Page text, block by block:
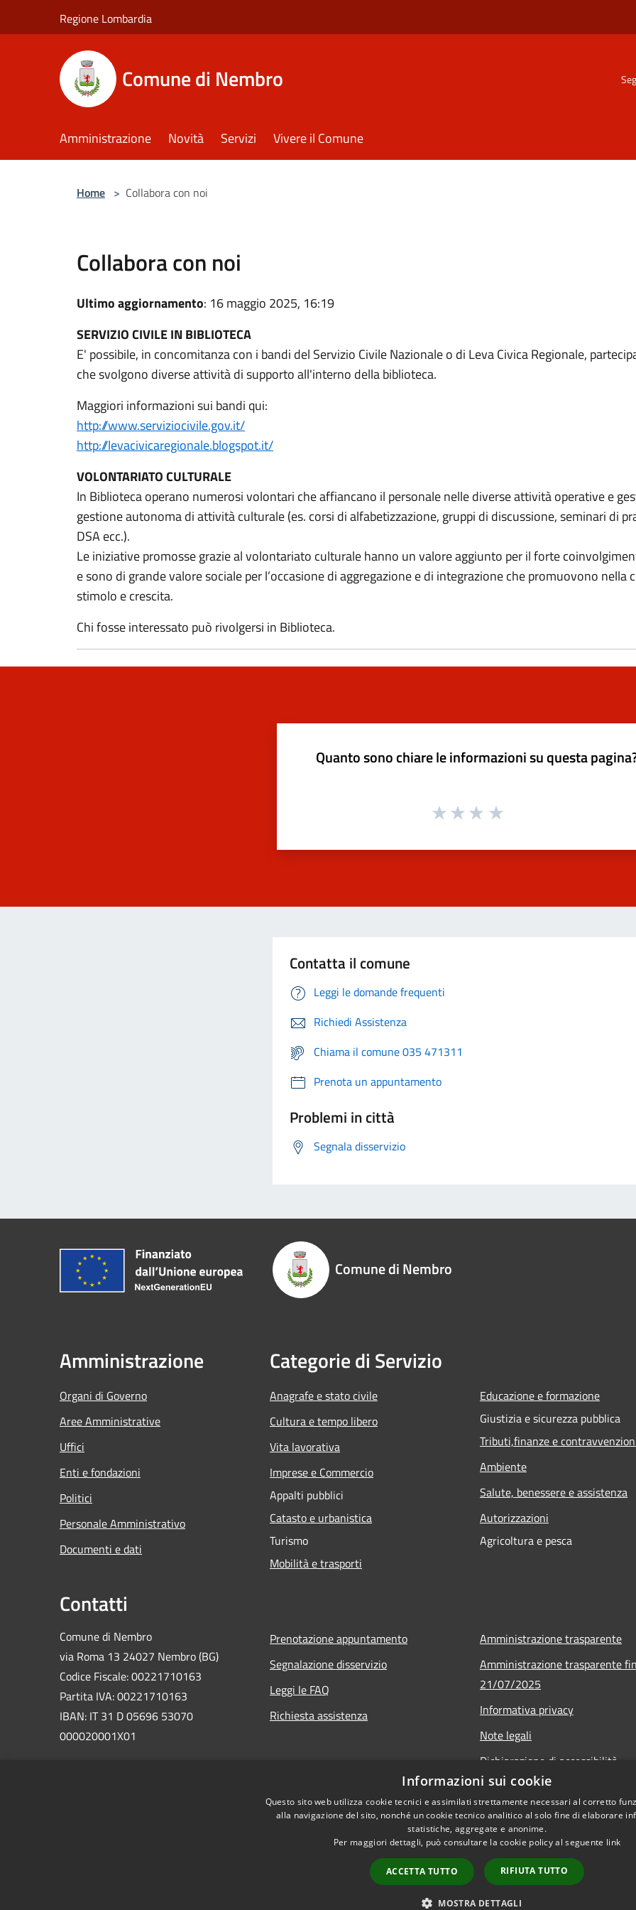
Regione Lombardia
Comune di Nembro
Amministrazione Novità Servizi Vivere il Comune
Home > Collabora con noi
Collabora con noi
Ultimo aggiornamento: 16 maggio 2025, 16:19
SERVIZIO CIVILE IN BIBLIOTECA
E' possibile, in concomitanza con i bandi del Servizio Civile Nazionale o di Leva Civica Regionale,
che svolgono diverse attività di supporto all'interno della biblioteca.
Maggiori informazioni sui bandi qui:
http://www.serviziocivile.gov.it/
http://levacivicaregionale.blogspot.it/
VOLONTARIATO CULTURALE
In Biblioteca operano numerosi volontari che affiancano il personale nelle diverse attività operative e
gestione autonoma di attività culturale (es. corsi di alfabetizzazione, gruppi di discussione, seminari di
DSA ecc.).
Le iniziative promosse grazie al volontariato culturale hanno un valore aggiunto per il forte
e sono di grande valore sociale per l’occasione di aggregazione e di integrazione che promuovono
stimolo e crescita.
Chi fosse interessato può rivolgersi in Biblioteca.
Quanto sono chiare le informazioni su questa
Contatta il comune
Leggi le domande frequenti
Richiedi Assistenza
Chiama il comune 035 471311
Prenota un appuntamento
Problemi in città
Segnala disservizio
Comune di Nembro
Amministrazione
Organi di Governo
Aree Amministrative
Uffici
Enti e fondazioni
Politici
Personale Amministrativo
Documenti e dati
Categorie di Servizio
Anagrafe e stato civile
Cultura e tempo libero
Vita lavorativa
Imprese e Commercio
Appalti pubblici
Catasto e urbanistica
Turismo
Mobilità e trasporti
Educazione e formazione
Giustizia e sicurezza pubblica
Tributi,finanze e
Ambiente
Salute, benessere e assistenza
Autorizzazioni
Agricoltura e pesca
Contatti
Comune di Nembro
via Roma 13 24027 Nembro (BG)
Codice Fiscale: 00221710163
Partita IVA: 00221710163
IBAN: IT 31 D 05696 53070
000020001X01
Prenotazione appuntamento
Segnalazione disservizio
Leggi le FAQ
Richiesta assistenza
Amministrazione trasparente
Amministrazione trasparente
21/07/2025
Informativa privacy
Note legali
Dichiarazione di accessibilità
Obiettivi di accessibilità
Piano di miglioramento
Copyright © 2026 • Comune
Informazioni sui cookie
Questo sito web utilizza cookie tecnici e assimilati strettamente necessari al corretto
alla navigazione del sito, nonché un cookie tecnico analitico al solo fine di elaborare
statistiche, aggregate e anonime.
Per maggiori dettagli, può consultare la cookie policy al seguente link
ACCETTA TUTTO RIFIUTA TUTTO
MOSTRA DETTAGLI